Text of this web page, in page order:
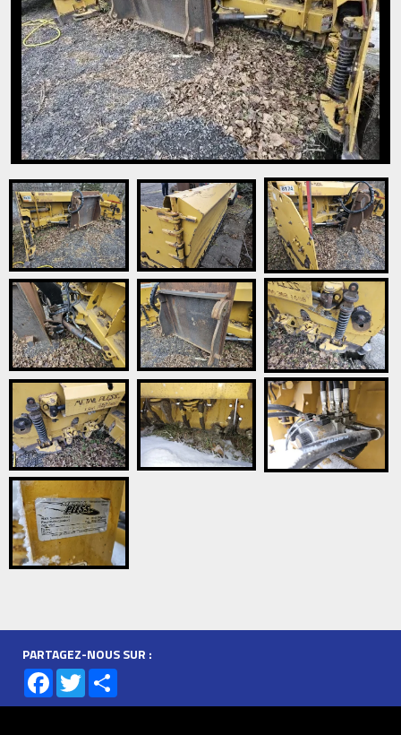
PARTAGEZ-NOUS SUR :
Facebook
Twitter